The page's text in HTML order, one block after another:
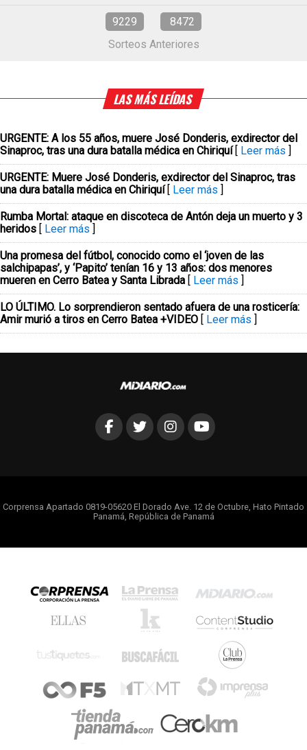
9229
8472
Sorteos Anteriores
LAS MÁS LEÍDAS
URGENTE: A los 55 años, muere José Donderis, exdirector del
Sinaproc, tras una dura batalla médica en Chiriquí [ Leer más ]
URGENTE: Muere José Donderis, exdirector del Sinaproc, tras
una dura batalla médica en Chiriquí [ Leer más ]
Rumba Mortal: ataque en discoteca de Antón deja un muerto y 3
heridos [ Leer más ]
Una promesa del fútbol, conocido como el ‘joven de las
salchipapas’, y ‘Papito’ tenían 16 y 13 años: dos menores
mueren en Cerro Batea y Santa Librada [ Leer más ]
LO ÚLTIMO. Lo sorprendieron sentado afuera de una rosticería:
Amir murió a tiros en Cerro Batea +VIDEO [ Leer más ]
Corprensa Apartado 0819-05620 El Dorado Ave. 12 de Octubre, Hato Pintado
Panamá, República de Panamá